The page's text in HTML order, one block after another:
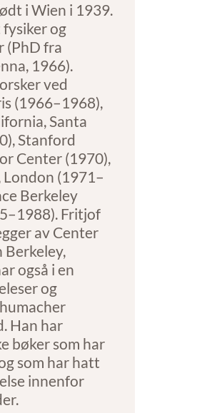
i Wien i 1939.
og
(PhD fra
1966).
ved
(1966–1968),
Santa
Stanford
Center (1970),
London (1971–
Berkeley
Fritjof
av Center
Berkeley,
også i en
og
Han har
bøker som har
som har hatt
innenfor